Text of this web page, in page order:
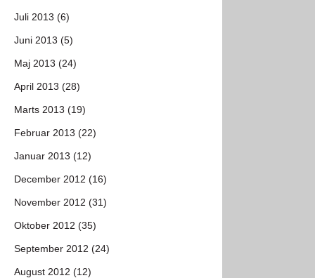
Juli 2013 (6)
Juni 2013 (5)
Maj 2013 (24)
April 2013 (28)
Marts 2013 (19)
Februar 2013 (22)
Januar 2013 (12)
December 2012 (16)
November 2012 (31)
Oktober 2012 (35)
September 2012 (24)
August 2012 (12)